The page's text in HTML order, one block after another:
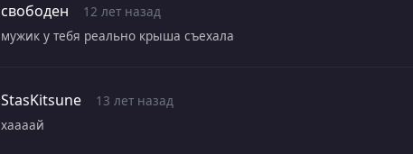
свободен
12 лет назад
мужик у тебя реально крыша съехала
StasKitsune
13 лет назад
хаааай